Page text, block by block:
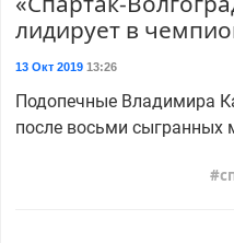
лидирует в
13 Окт 201913:26
Подопечные Владимира
после восьми сыгранных